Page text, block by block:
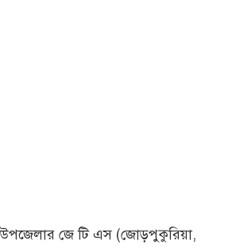
উপজেলার জে টি এস (জোড়পুকুরিয়া,